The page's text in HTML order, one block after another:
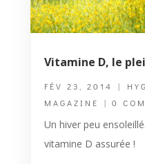
Vitamine D, le
FÉV 23, 2014 |
MAGAZINE
| 0
Un hiver peu
vitamine D assurée !